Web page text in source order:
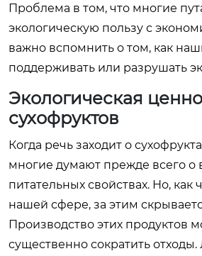
Проблема в том, что многие
экологическую пользу с
важно вспомнить о том, как
поддерживать или разрушать
Экологическая
сухофруктов
Когда речь заходит о
многие думают прежде всего о
питательных свойствах. Но, как
нашей сфере, за этим
Производство этих продуктов
существенно сократить